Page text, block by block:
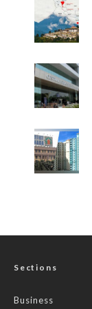
Sections
Business